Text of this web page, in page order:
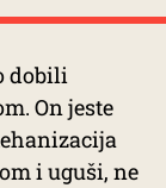
dobili
On jeste
i uguši, ne